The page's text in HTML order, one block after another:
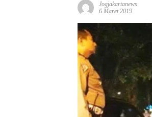
Jogjakartanews
6 Maret 2019